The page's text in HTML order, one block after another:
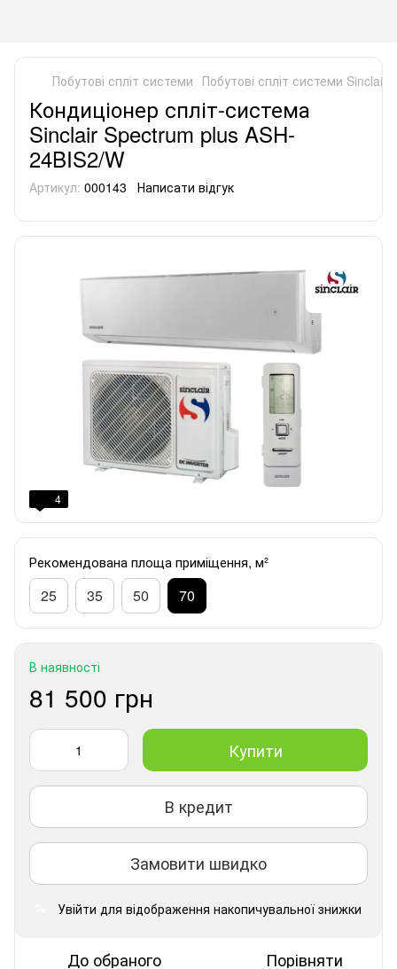
Побутові спліт системи Побутові спліт системи Sinclair
Кондиціонер спліт-система
Sinclair Spectrum plus ASH-
24BIS2/W
Артикул: 000143 Написати відгук
4
Рекомендована площа приміщення, м²
25 35 50 70
В наявності
81 500 грн
Купити
В кредит
Замовити швидко
Увійти для відображення накопичувальної знижки
До обраного Порівняти